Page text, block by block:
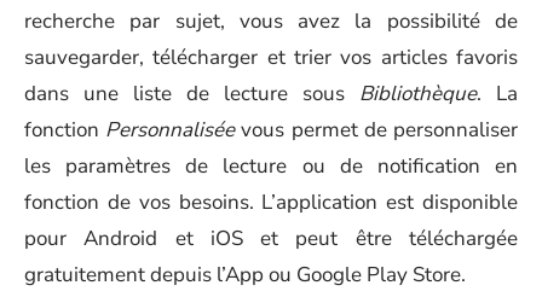
recherche par sujet, vous avez la possibilité de
sauvegarder, télécharger et trier vos articles favoris
dans une liste de lecture sous Bibliothèque. La
fonction Personnaliséevous permet de personnaliser
les paramètres de lecture ou de notification en
fonction de vos besoins. L’application est disponible
pour Android et iOS et peut être téléchargée
gratuitement depuis l’App ou Google Play Store.